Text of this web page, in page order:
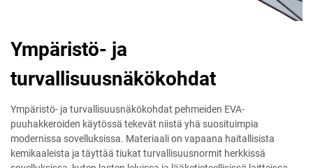
Ympäristö- ja
turvallisuusnäkökohdat
Ympäristö- ja turvallisuusnäkökohdat pehmeiden EVA-
puuhakkeroiden käytössä tekevät niistä yhä suosituimpia
modernissa sovelluksissa. Materiaali on vapaana haitallisista
kemikaaleista ja täyttää tiukat turvallisuusnormit herkkissä